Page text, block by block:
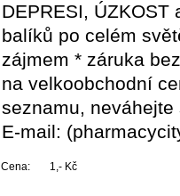
DEPRESI,
balíků po celém
zájmem * záruka
na velkoobchodní
seznamu,
E-mail:
Cena: 1,- Kč